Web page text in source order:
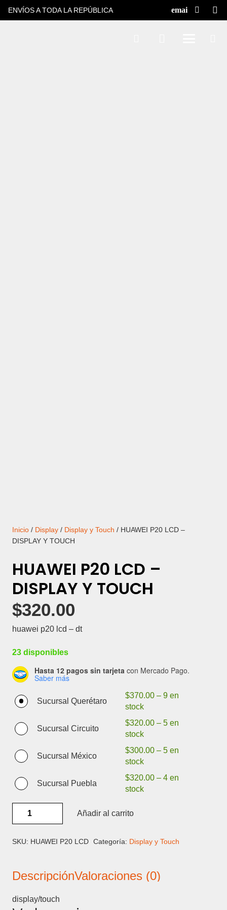
ENVÍOS A TODA LA REPÚBLICA
Inicio / Display / Display y Touch / HUAWEI P20 LCD –
DISPLAY Y TOUCH
HUAWEI P20 LCD –
DISPLAY Y TOUCH
$320.00
huawei p20 lcd – dt
23 disponibles
Hasta 12 pagos sin tarjeta con Mercado Pago.
Saber más
Sucursal Querétaro
$370.00– 9 en
stock
Sucursal Circuito
$320.00– 5 en
stock
Sucursal México
$300.00– 5 en
stock
Sucursal Puebla
$320.00– 4 en
stock
-
TOUCH
Añadir al carrito
SKU: HUAWEI P20 LCD Categoría: Display y Touch
DescripciónValoraciones (0)
display/touch